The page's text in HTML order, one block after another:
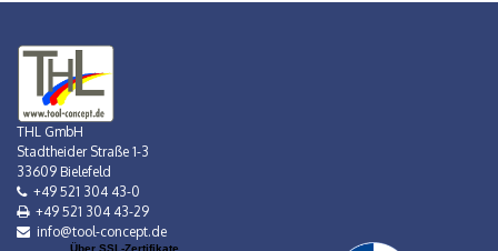
THL GmbH
Stadtheider Straße 1-3
33609 Bielefeld
+49 521 304 43-0
+49 521 304 43-29
info@tool-concept.de